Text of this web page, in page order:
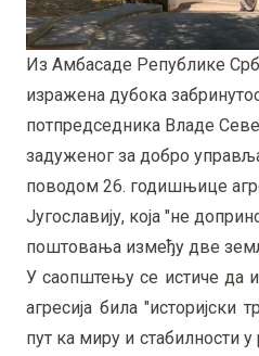
Из Амбасаде Републике
изражена дубока
потпредседника Владе
задуженог за добро
поводом 26. годишњице
Југославију, која "не
поштовања између две
У саопштењу се истиче да
агресија била "историјски
пут ка миру и стабилности